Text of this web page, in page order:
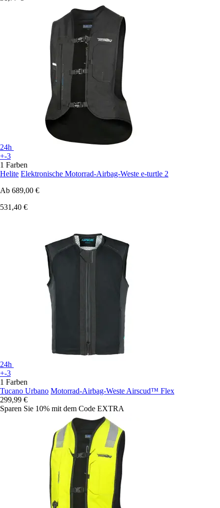
24h
+-3
1 Farben
Helite Elektronische Motorrad-Airbag-Weste e-turtle 2
Ab 689,00 €
531,40 €
24h
+-3
1 Farben
Tucano Urbano Motorrad-Airbag-Weste Airscud™ Flex
299,99 €
Sparen Sie 10% mit dem Code EXTRA